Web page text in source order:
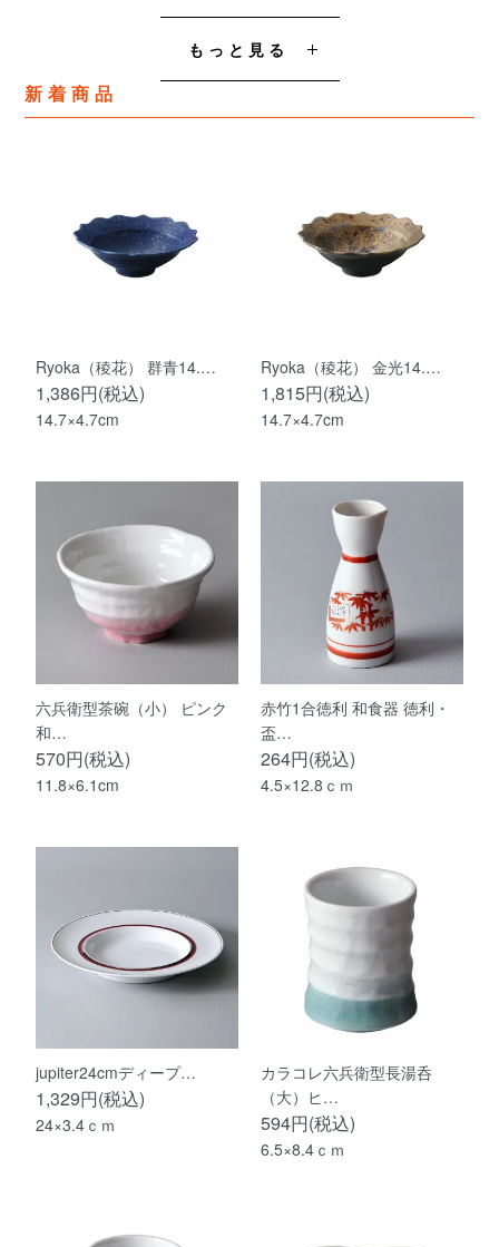
もっと見る
新着商品
Ryoka（稜花） 群青14.…
1,386円(税込)
14.7×4.7cm
Ryoka（稜花） 金光14.…
1,815円(税込)
14.7×4.7cm
六兵衛型茶碗（小） ピンク
和…
570円(税込)
11.8×6.1cm
赤竹1合徳利 和食器 徳利・
盃…
264円(税込)
4.5×12.8ｃｍ
jupiter24cmディープ…
1,329円(税込)
24×3.4ｃｍ
カラコレ六兵衛型長湯呑
（大）ヒ…
594円(税込)
6.5×8.4ｃｍ